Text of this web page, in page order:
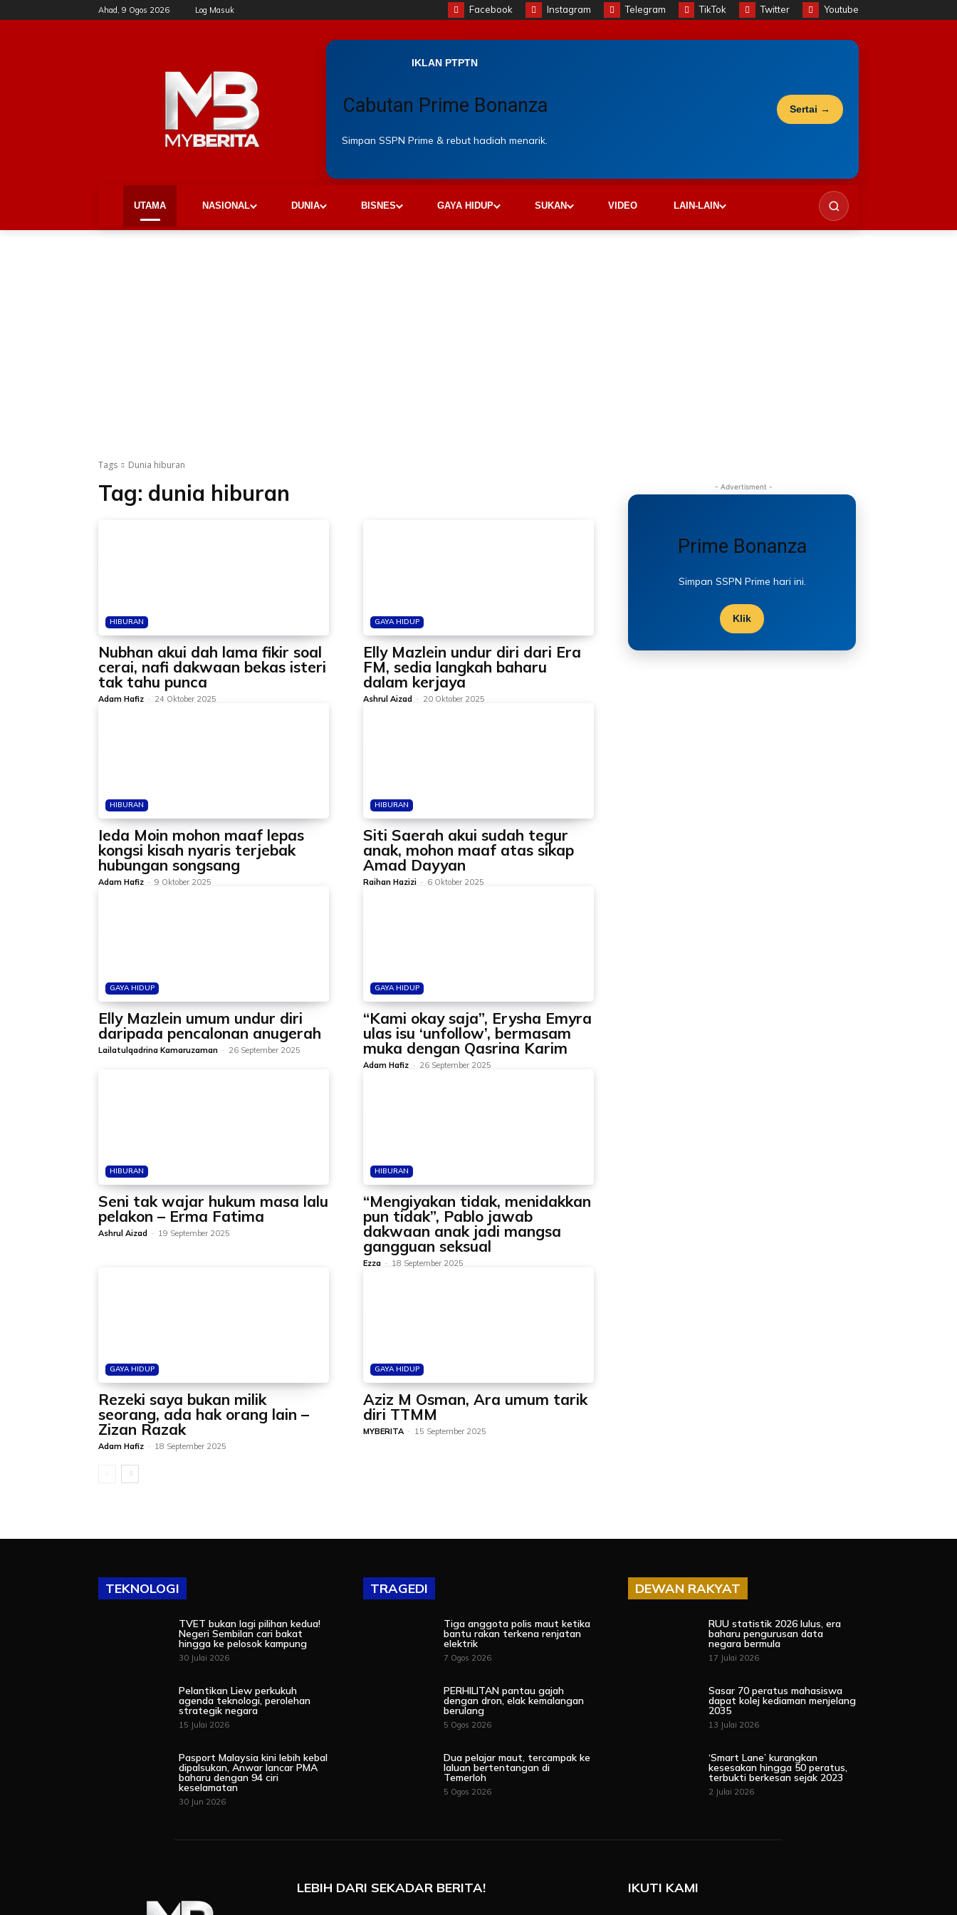
Ahad, 9 Ogos 2026 Log Masuk Facebook Instagram Telegram TikTok Twitter Youtube
IKLAN PTPTN
Cabutan Prime Bonanza
Simpan SSPN Prime & rebut hadiah menarik.
Sertai →
UTAMA NASIONAL DUNIA BISNES GAYA HIDUP SUKAN VIDEO LAIN-LAIN
Tags Dunia hiburan
Tag: dunia hiburan
HIBURAN
Nubhan akui dah lama fikir soal
cerai, nafi dakwaan bekas isteri
tak tahu punca
Adam Hafiz - 24 Oktober 2025
GAYA HIDUP
Elly Mazlein undur diri dari Era
FM, sedia langkah baharu
dalam kerjaya
Ashrul Aizad - 20 Oktober 2025
HIBURAN
Ieda Moin mohon maaf lepas
kongsi kisah nyaris terjebak
hubungan songsang
Adam Hafiz - 9 Oktober 2025
HIBURAN
Siti Saerah akui sudah tegur
anak, mohon maaf atas sikap
Amad Dayyan
Raihan Hazizi - 6 Oktober 2025
GAYA HIDUP
Elly Mazlein umum undur diri
daripada pencalonan anugerah
Lailatulqadrina Kamaruzaman - 26 September 2025
GAYA HIDUP
“Kami okay saja”, Erysha Emyra
ulas isu ‘unfollow’, bermasam
muka dengan Qasrina Karim
Adam Hafiz - 26 September 2025
HIBURAN
Seni tak wajar hukum masa lalu
pelakon – Erma Fatima
Ashrul Aizad - 19 September 2025
HIBURAN
“Mengiyakan tidak, menidakkan
pun tidak”, Pablo jawab
dakwaan anak jadi mangsa
gangguan seksual
Ezza - 18 September 2025
GAYA HIDUP
Rezeki saya bukan milik
seorang, ada hak orang lain –
Zizan Razak
Adam Hafiz - 18 September 2025
GAYA HIDUP
Aziz M Osman, Ara umum tarik
diri TTMM
MYBERITA - 15 September 2025
- Advertisment -
Prime Bonanza
Simpan SSPN Prime hari ini.
Klik
TEKNOLOGI
TVET bukan lagi pilihan kedua!
Negeri Sembilan cari bakat
hingga ke pelosok kampung
30 Julai 2026
Pelantikan Liew perkukuh
agenda teknologi, perolehan
strategik negara
15 Julai 2026
Pasport Malaysia kini lebih kebal
dipalsukan, Anwar lancar PMA
baharu dengan 94 ciri
keselamatan
30 Jun 2026
TRAGEDI
Tiga anggota polis maut ketika
bantu rakan terkena renjatan
elektrik
7 Ogos 2026
PERHILITAN pantau gajah
dengan dron, elak kemalangan
berulang
5 Ogos 2026
Dua pelajar maut, tercampak ke
laluan bertentangan di
Temerloh
5 Ogos 2026
DEWAN RAKYAT
RUU statistik 2026 lulus, era
baharu pengurusan data
negara bermula
17 Julai 2026
Sasar 70 peratus mahasiswa
dapat kolej kediaman menjelang
2035
13 Julai 2026
‘Smart Lane’ kurangkan
kesesakan hingga 50 peratus,
terbukti berkesan sejak 2023
2 Julai 2026
LEBIH DARI SEKADAR BERITA! IKUTI KAMI